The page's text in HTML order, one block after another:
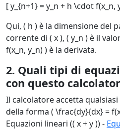
[ y_{n+1} = y_n + h \cdot f(x_n,
Qui, ( h ) è la dimensione del
corrente di ( x ), ( y_n ) è il
f(x_n, y_n) ) è la derivata.
2. Quali tipi di
con questo
Il calcolatore accetta
della forma ( \frac{dy}{dx} =
Equazioni lineari (( x + y )) -